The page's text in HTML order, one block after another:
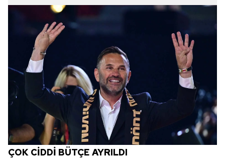
hazırlanmış Aydınlatma Metnimizi okumak ve sitemizde
ilgili mevzuata uygun olarak kullanılan çerezlerle ilgili bilgi
almak için lütfen
ÇOK CİDDİ BÜTÇE AYRILDI